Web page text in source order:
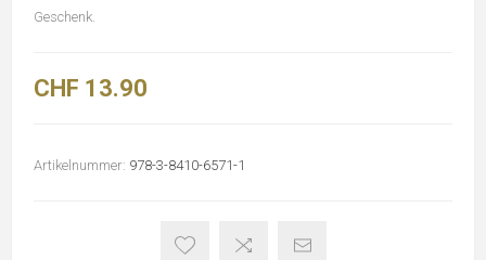
Geschenk.
CHF 13.90
Artikelnummer: 978-3-8410-6571-1